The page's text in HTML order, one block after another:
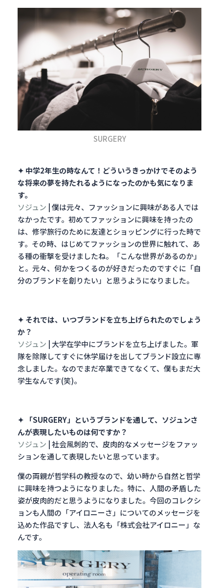
SURGERY
✦ 中学2年生の時なんて！どういうきっかけでそのよう
な将来の夢を持たれるようになったのかも気になりま
す。
ソジュン |僕は元々、ファッションに興味がある人では
なかったです。初めてファッションに興味を持ったの
は、修学旅行のために友達とショッピングに行った時で
す。その時、はじめてファッションの世界に触れて、あ
る種の衝撃を受けましたね。
「こんな世界があるのか」
と。元々、何かをつくるのが好きだったのですぐに「自
分のブランドを創りたい」と思うようになりました。
✦ それでは、いつブランドを立ち上げられたのでしょう
か？
ソジュン | 大学在学中にブランドを立ち上げました。軍
隊を除隊してすぐに休学届けを出してブランド設立に専
念しました。なのでまだ卒業できてなくて、僕もまだ大
学生なんです(笑)。
✦ 「SURGERY」というブランドを通して、ソジュンさ
んが表現したいものは何ですか？
ソジュン |社会風刺的で、皮肉的なメッセージをファッ
ションを通して表現したいと思っています。
僕の両親が哲学科の教授なので、幼い時から自然と哲学
に興味を持つようになりました。特に、人間の矛盾した
姿が皮肉的だと思うようになりました。今回のコレクシ
ョンも人間の「アイロニーさ」についてのメッセージを
込めた作品ですし、法人名も「株式会社アイロニー」な
んです。